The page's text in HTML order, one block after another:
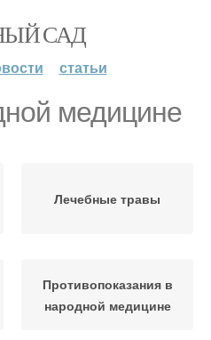
САД
статьи
медицине
Лечебные травы
Противопоказания в
народной медицине